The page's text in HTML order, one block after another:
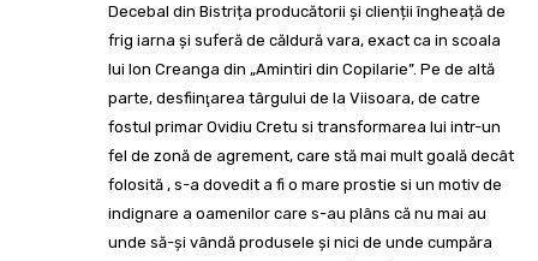
Decebal din Bistrița producătorii și clienții îngheață de
frig iarna și suferă de căldură vara, exact ca in scoala
lui Ion Creanga din „Amintiri din Copilarie”. Pe de altă
parte, desfiinţarea târgului de la Viisoara, de catre
fostul primar Ovidiu Cretu si transformarea lui intr-un
fel de zonă de agrement, care stă mai mult goală decât
folosită , s-a dovedit a fi o mare prostie si un motiv de
indignare a oamenilor care s-au plâns că nu mai au
unde să-şi vândă produsele şi nici de unde cumpăra